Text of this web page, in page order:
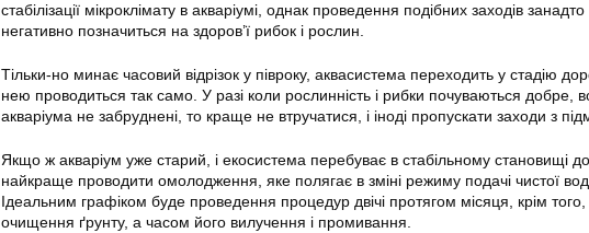
стабілізації мікроклімату в акваріумі , однак проведення подібних заходів
негативно позначиться на здоров’ї рибок і рослин.
Тільки-но минає часовий відрізок у півроку, аквасистема переходить у стадію
нею проводиться так само. У разі коли рослинність і рибки почуваються добре,
акваріума не забруднені, то краще не втручатися, і іноді пропускати заходи з
Якщо ж акваріум уже старий, і екосистема перебуває в стабільному становищі
найкраще проводити омолодження, яке полягає в зміні режиму подачі чистої
Ідеальним графіком буде проведення процедур двічі протягом місяця, крім того,
очищення ґрунту, а часом його вилучення і промивання.